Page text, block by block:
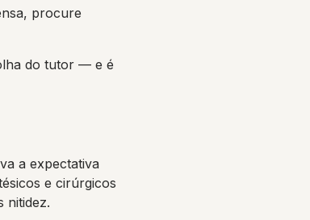
procure
do tutor — e é
a expectativa
e cirúrgicos
nitidez.